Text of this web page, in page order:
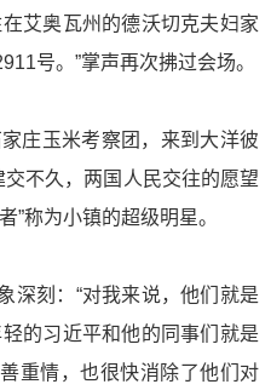
艾奥瓦州的德沃切克夫妇家
号。”掌声再次拂过会场。
玉米考察团，来到大洋彼
交不久，两国人民交往的愿望
”称为小镇的超级明星。
刻：“对我来说，他们就是
的习近平和他的同事们就是
重情，也很快消除了他们对